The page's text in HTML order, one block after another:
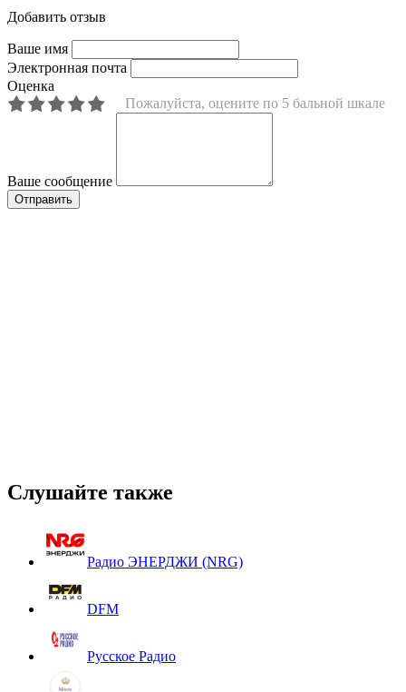
Добавить отзыв
Ваше имя
Электронная почта
Оценка
Пожалуйста, оцените по 5 бальной шкале
Ваше сообщение
Слушайте также
Радио ЭНЕРДЖИ (NRG)
DFM
Русское Радио